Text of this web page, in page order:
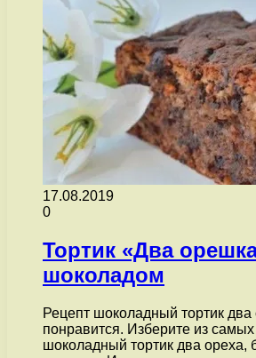
17.08.2019
0
Тортик «Два
шоколадом
Рецепт шоколадный тортик
понравится. Изберите из
шоколадный тортик два ореха,